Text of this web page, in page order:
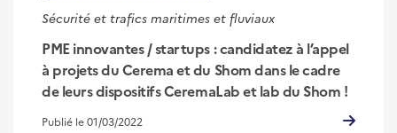
Sécurité et trafics maritimes et fluviaux
PME innovantes / startups : candidatez à l’appel
à projets du Cerema et du Shom dans le cadre
de leurs dispositifs CeremaLab et lab du Shom !
Publié le 01/03/2022